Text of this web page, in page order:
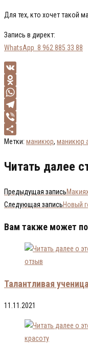
Для тех, кто хочет такой
Запись в директ:
WhatsApp 8 962 885 33 88
VK
Odnoklassniki
WhatsApp
Telegram
Viber
Отправить
Метки: маникюр, маникюр
Читать далее
Предыдущая запись
Следующая записьНовый
Вам также может
Талантливая
11.11.2021